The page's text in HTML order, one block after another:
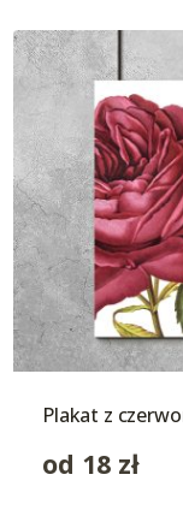
Plakat z
od 18 zł